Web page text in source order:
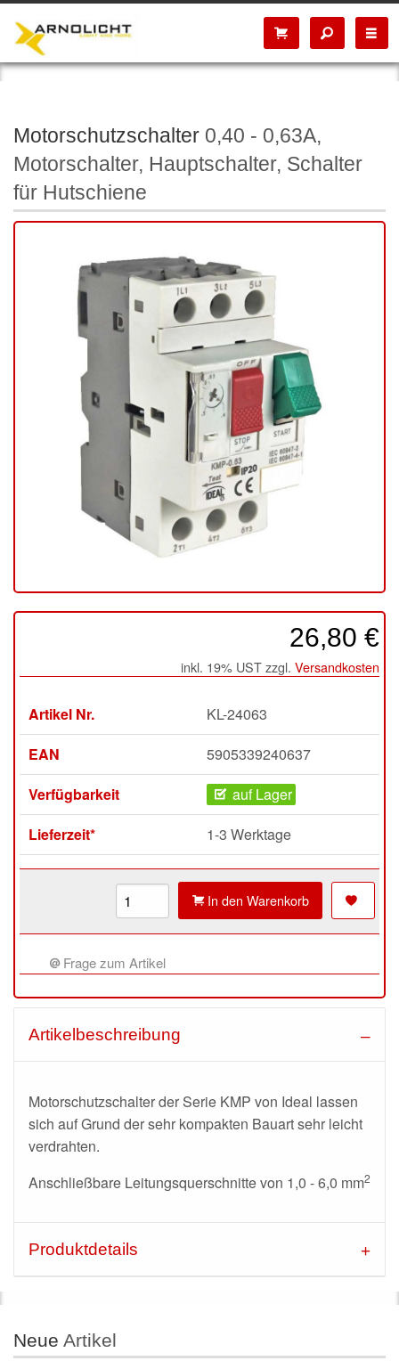
Motorschutzschalter 0,40 - 0,63A,
Motorschalter, Hauptschalter, Schalter
für Hutschiene
26,80 €
inkl. 19% UST zzgl. Versandkosten
Artikel Nr.
KL-24063
EAN
5905339240637
Verfügbarkeit
auf Lager
Lieferzeit*
1-3 Werktage
In den Warenkorb
Frage zum Artikel
Artikelbeschreibung
Motorschutzschalter der Serie KMP von Ideal lassen
sich auf Grund der sehr kompakten Bauart sehr leicht
verdrahten.
Anschließbare Leitungsquerschnitte von 1,0 - 6,0 mm2
Produktdetails
Neue Artikel